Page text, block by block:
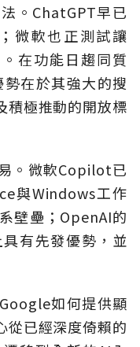
。ChatGPT早已
微軟也正測試讓
在功能日趨同質
在於其強大的搜
積極推動的開放標
。微軟Copilot已
與Windows工作
壁壘；OpenAI的
有先發優勢，並
如何提供顯
從已經深度倚賴的